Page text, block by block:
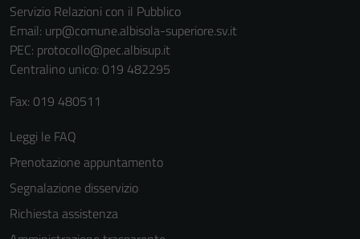
Servizio Relazioni con il Pubblico
Email: urp@comune.albisola-superiore.sv.it
PEC: protocollo@pec.albisup.it
Centralino unico: 019 482295
Fax: 019 480511
Leggi le FAQ
Prenotazione appuntamento
Segnalazione disservizio
Richiesta assistenza
essere